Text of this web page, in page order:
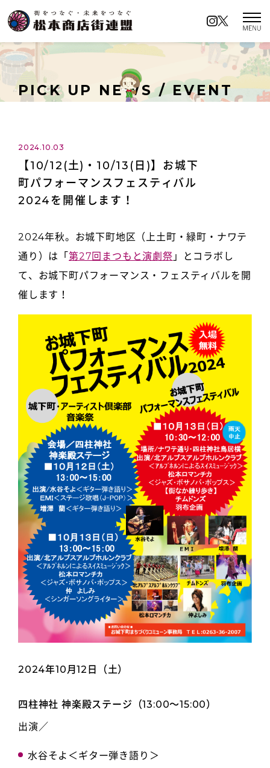
松本商店街連盟とは
商店街の名前の由来
ロケーションアクセス
商店街イチオシの名所
キャンペーン情報
お知らせ／イベント情報
プライバシーポリシー
PICK UP NEWS / EVENT
2024.10.03
【10/12(土)・10/13(日)】お城下
町パフォーマンスフェスティバル
2024を開催します！
2024年秋。お城下町地区（上土町・緑町・ナワテ
通り）は「第27回まつもと演劇祭 」とコラボし
て、お城下町パフォーマンス・フェスティバルを開
催します！
2024年10月12日（土）
四柱神社 神楽殿ステージ（13:00～15:00）
出演／
水谷そよ＜ギター弾き語り＞